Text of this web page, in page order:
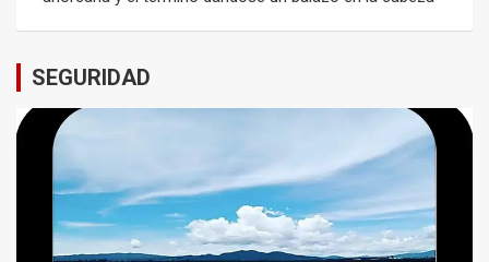
SEGURIDAD